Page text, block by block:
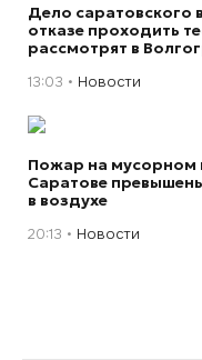
Дело саратовского
отказе проходить
рассмотрят в
13:03 Новости
Пожар на мусорном
Саратове
в воздухе
20:13 Новости